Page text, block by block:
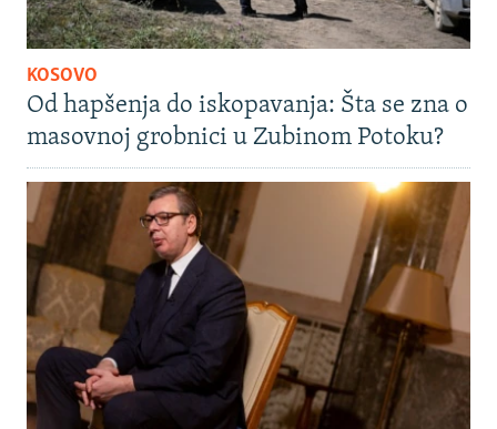
KOSOVO
Od hapšenja do iskopavanja: Šta se zna o
masovnoj grobnici u Zubinom Potoku?